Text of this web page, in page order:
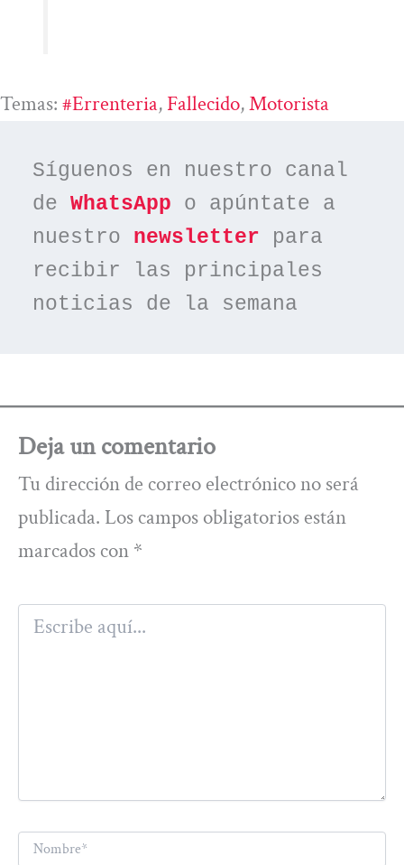
Temas: #errenteria, Fallecido, Motorista
Síguenos en nuestro canal
de WhatsApp o apúntate a
nuestro newsletter para
recibir las principales
noticias de la semana
Deja un comentario
Tu dirección de correo electrónico no será
publicada. Los campos obligatorios están
marcados con *
Escribe
aquí...
Nombre*